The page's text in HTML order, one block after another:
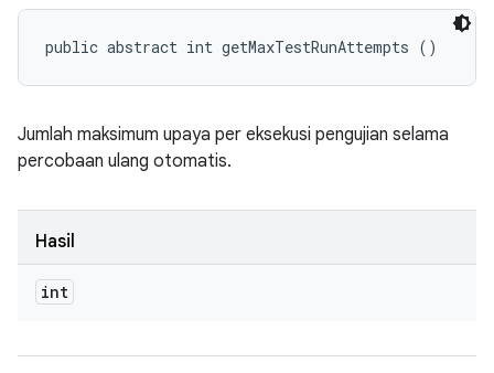
public abstract int getMaxTestRunAttempts ()
Jumlah maksimum upaya per eksekusi pengujian selama
percobaan ulang otomatis.
Hasil
int